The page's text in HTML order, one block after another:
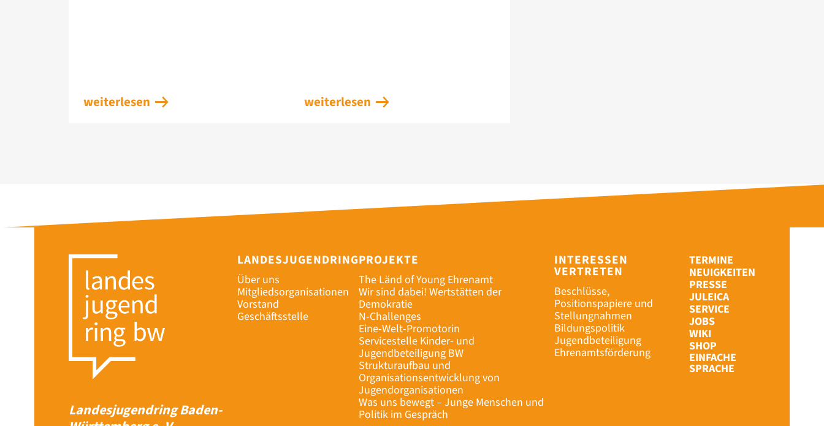
weiterlesen weiterlesen
Landesjugendring Baden-
LANDESJUGENDRING
Über uns
Mitgliedsorganisationen
Vorstand
Geschäftsstelle
PROJEKTE
The Länd of Young Ehrenamt
Wir sind dabei! Wertstätten der
Demokratie
N-Challenges
Eine-Welt-Promotorin
Servicestelle Kinder- und
Jugendbeteiligung BW
Strukturaufbau und
Organisationsentwicklung von
Jugendorganisationen
Was uns bewegt – Junge Menschen und
Politik im Gespräch
INTERESSEN
VERTRETEN
Beschlüsse,
Positionspapiere und
Stellungnahmen
Bildungspolitik
Jugendbeteiligung
Ehrenamtsförderung
TERMINE
NEUIGKEITEN
PRESSE
JULEICA
SERVICE
JOBS
WIKI
SHOP
EINFACHE
SPRACHE